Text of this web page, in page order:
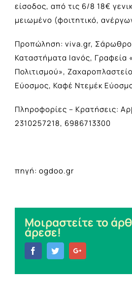
είσοδος, από τις 6/8 18€
μειωμένο (φοιτητικό,
Προπώληση: viva.gr,
Καταστήματα Ιανός, Γραφεία
Πολιτισμού»,
Εύοσμος, Καφέ Ντεμέκ
Πληροφορίες – Κρατήσεις:
2310257218, 6986713300
πηγή: ogdoo.gr
Μοιραστείτε το
άρεσε!
FacebookTwitter